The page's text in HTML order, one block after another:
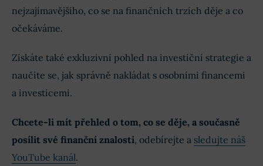
nejzajímavějšího, co se na finančních trzích děje a co
očekáváme.
Získáte také exkluzivní pohled na investiční strategie a
naučíte se, jak správně nakládat s osobními financemi
a investicemi.
Chcete-li mít přehled o tom, co se děje, a současně
posílit své finanční znalosti, odebírejte a sledujte náš
YouTube kanál.